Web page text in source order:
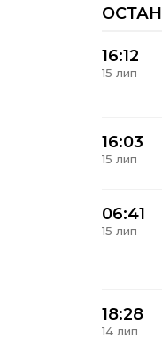
16:12
15 лип
16:03
15 лип
06:41
15 лип
18:28
14 лип